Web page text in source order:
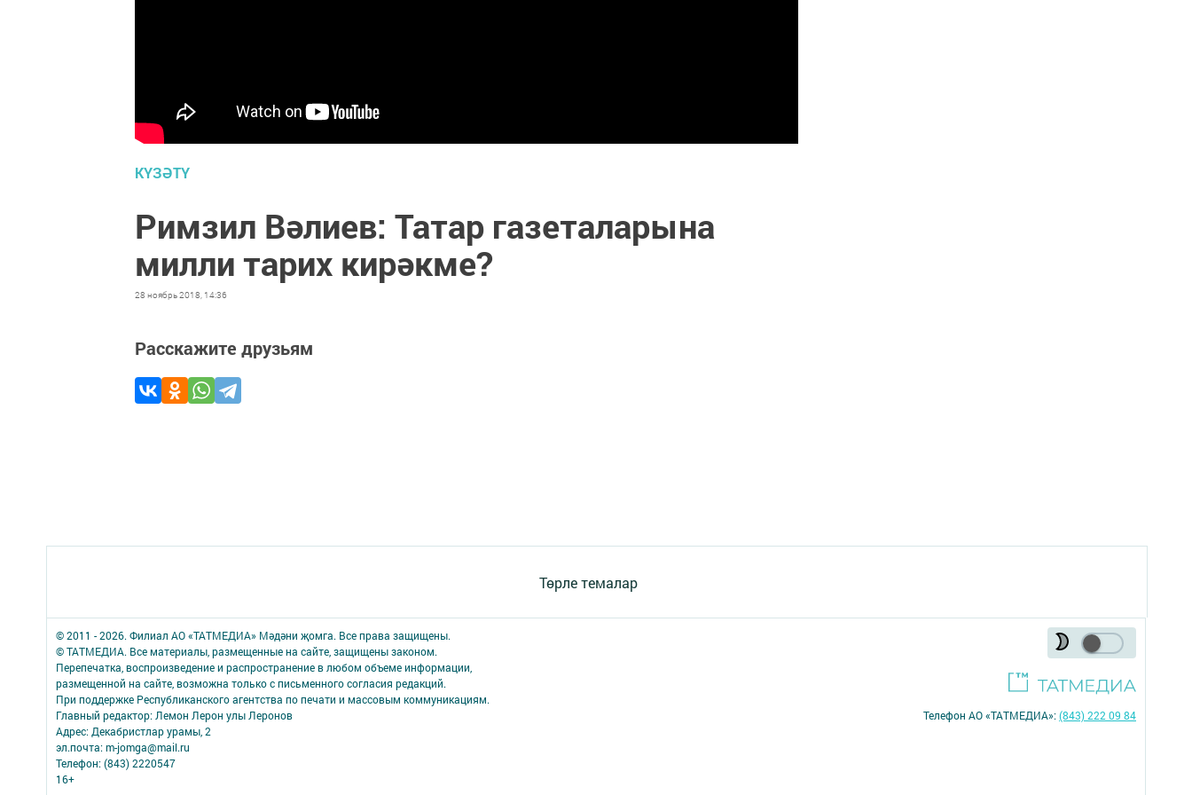
КҮЗӘТҮ
Римзил Вәлиев: Татар газеталарына
милли тарих кирәкме?
28 ноябрь 2018, 14:36
Расскажите друзьям
Төрле темалар
© 2011 - 2026. Филиал АО «ТАТМЕДИА» Мәдәни җомга. Все права защищены.
© ТАТМЕДИА. Все материалы, размещенные на сайте, защищены законом.
Перепечатка, воспроизведение и распространение в любом объеме информации,
размещенной на сайте, возможна только с письменного согласия редакций.
При поддержке Республиканского агентства по печати и массовым коммуникациям.
Главный редактор: Лемон Лерон улы Леронов
Адрес: Декабристлар урамы, 2
эл.почта: m-jomga@mail.ru
Телефон: (843) 2220547
16+
Телефон АО «ТАТМЕДИА»:(843) 222 09 84